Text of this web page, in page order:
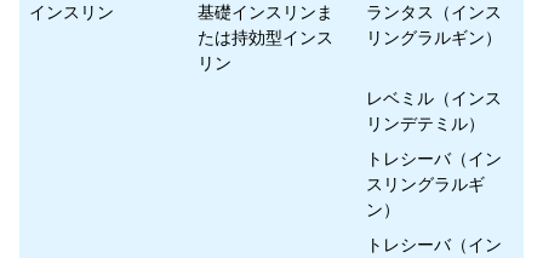
インスリン
基礎インスリンま
たは持効型インス
リン
ランタス（インス
リングラルギン）
レベミル（インス
リンデテミル）
トレシーバ（イン
スリングラルギ
ン）
トレシーバ（イン